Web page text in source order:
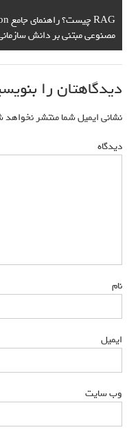
مصنوعی مبتنی بر دانش
دیدگاهتان را
نشانی ایمیل شما منتشر
دیدگاه
نام
ایمیل
وب‌ سایت